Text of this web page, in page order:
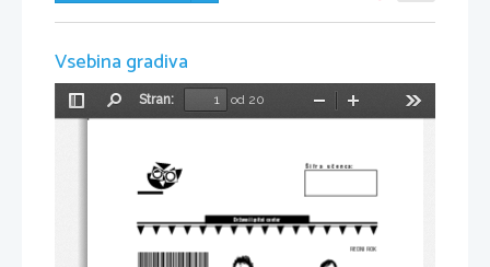
Vsebina gradiva
Preklopi
Stran:
od 20
Pomanjšaj
Š i f r a    u ~ e n c a:
Dr`avni izpitni center
REDNI ROK